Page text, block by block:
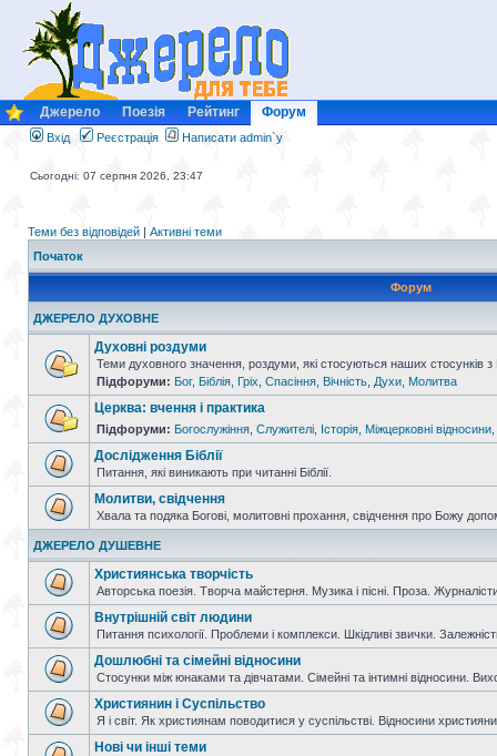
Джерело Поезія Рейтинг Форум
Вхід Реєстрація Написати admin`у
Сьогодні: 07 серпня 2026, 23:47
Теми без відповідей | Активні теми
Початок
Форум
ДЖЕРЕЛО ДУХОВНЕ
Духовні роздуми
Теми духовного значення, роздуми, які стосуються наших стосунків з
Підфоруми: Бог, Біблія Гріх Спасіння Вічність Духи Молитва
Церква: вчення і практика
Підфоруми: Богослужіння Служителі Історія Міжцерковні відносини
Дослідження Біблії
Питання, які виникають при читанні Біблії.
Молитви, свідчення
Хвала та подяка Богові, молитовні прохання, свідчення про Божу
ДЖЕРЕЛО ДУШЕВНЕ
Християнська творчість
Авторська поезія. Творча майстерня. Музика і пісні. Проза.
Внутрішній світ людини
Питання психології. Проблеми і комплекси. Шкідливі звички.
Дошлюбні та сімейні відносини
Стосунки між юнаками та дівчатами. Сімейні та інтимні відносини.
Християнин і Суспільство
Я і світ. Як християнам поводитися у суспільстві. Відносини
Нові чи інші теми